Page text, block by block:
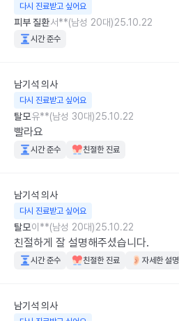
다시 진료받고 싶어요
피부 질환서**(남성 20대)25.10.22
시간 준수
남기석 의사
다시 진료받고 싶어요
탈모유**(남성 30대)25.10.22
빨라요
시간 준수 친절한 진료
남기석 의사
다시 진료받고 싶어요
탈모이**(남성 20대)25.10.22
친절하게 잘 설명해주셨습니다.
시간 준수 친절한 진료 자세한 설명
남기석 의사